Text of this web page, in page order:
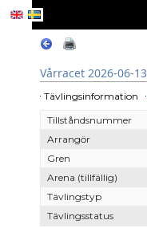
Vårracet 2026-06-13
Tävlingsinformation
Tillståndsnummer
Arrangör
Gren
Arena (tillfällig)
Tävlingstyp
Tävlingsstatus